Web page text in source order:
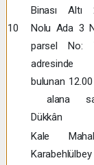
10
Binası Altı
Nolu Ada 3
parsel No:
adresinde
bulunan
alana
Dükkân
Kale
Karabehlülbey